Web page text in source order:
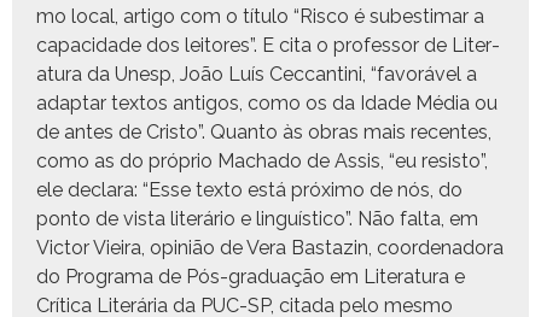
mo local, arti­go com o títu­lo “Risco é subes­ti­mar a
capaci­dade dos leitores”. E cita o pro­fes­sor de Lit­er­
atu­ra da Une­sp, João Luís Cec­ca­n­ti­ni, “favoráv­el a
adap­tar tex­tos anti­gos, como os da Idade Média ou
de antes de Cristo”. Quan­to às obras mais recentes,
como as do próprio Macha­do de Assis, “eu resis­to”,
ele declara: “Esse tex­to está próx­i­mo de nós, do
pon­to de vista literário e lin­guís­ti­co”. Não fal­ta, em
Vic­tor Vieira, opinião de Vera Bas­tazin, coor­de­nado­ra
do Pro­gra­ma de Pós-grad­u­ação em Lit­er­atu­ra e
Críti­ca Literária da PUC-SP, cita­da pelo mes­mo